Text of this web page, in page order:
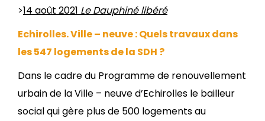
>14 août 2021 Le Dauphiné libéré
Echirolles. Ville – neuve : Quels travaux dans
les 547 logements de la SDH ?
Dans le cadre du Programme de renouvellement
urbain de la Ville – neuve d’Echirolles le bailleur
social qui gère plus de 500 logements au